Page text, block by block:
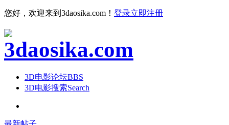
您好，欢迎来到3daosika.com！ 登录立即注册
3D电影论坛BBS
3D电影搜索Search